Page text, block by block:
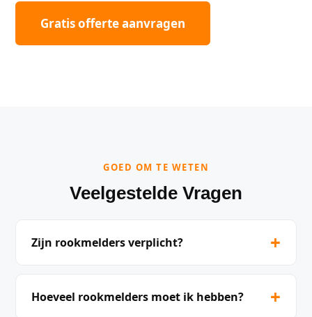
Gratis offerte aanvragen
GOED OM TE WETEN
Veelgestelde Vragen
Zijn rookmelders verplicht? +
Hoeveel rookmelders moet ik hebben? +